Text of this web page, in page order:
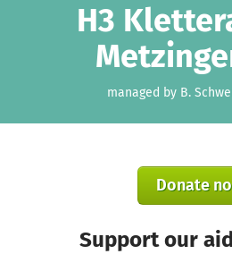
H3
managed by B.
Donate
Support our